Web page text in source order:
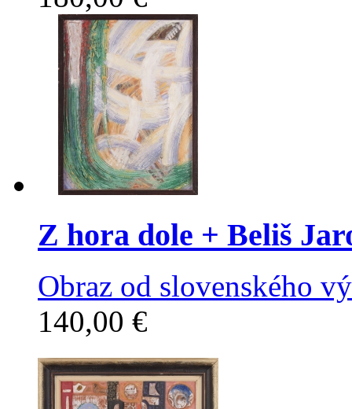
Z hora dole + Beliš
Obraz od slovenského
140,00 €